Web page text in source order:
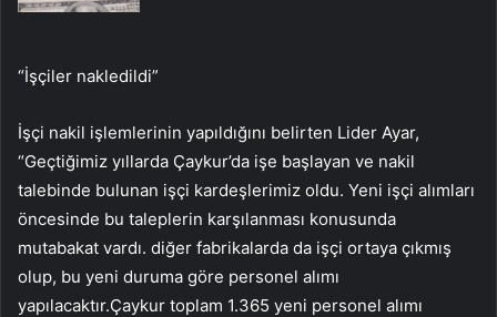
“İşçiler nakledildi”
İşçi nakil işlemlerinin yapıldığını belirten Lider Ayar,
“Geçtiğimiz yıllarda Çaykur’da işe başlayan ve nakil
talebinde bulunan işçi kardeşlerimiz oldu. Yeni işçi alımları
öncesinde bu taleplerin karşılanması konusunda
mutabakat vardı. diğer fabrikalarda da işçi ortaya çıkmış
olup, bu yeni duruma göre personel alımı
yapılacaktır.Çaykur toplam 1.365 yeni personel alımı